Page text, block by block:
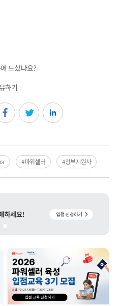
드셨나요?
하기
오톡페이스북트위터링크드인
#파워셀러 #정부지원사